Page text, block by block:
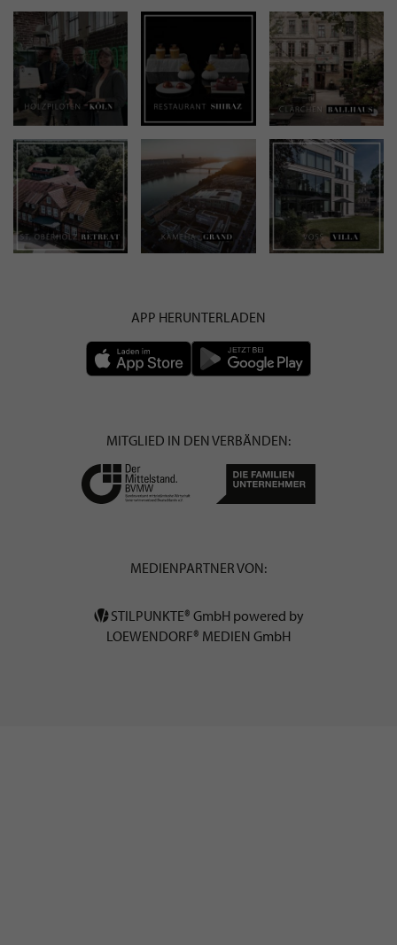
APP HERUNTERLADEN
MITGLIED IN DEN VERBÄNDEN:
MEDIENPARTNER VON:
STILPUNKTE® GmbH powered by
LOEWENDORF® MEDIEN GmbH